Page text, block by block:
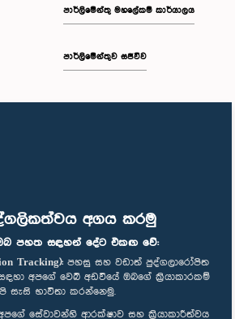
අගය කරමු
පහත සඳහන් දේට එකඟ වේ:
Tracking): පහසු සහ වඩාත් පුද්ගලාරෝපිත
අපගේ වෙබ් අඩවියේ ඔබගේ ක්‍රියාකාරකම්
සැසි භාවිතා කරන්නෙමු.
සේවාවන්හි ආරක්ෂාව සහ ක්‍රියාකාරීත්වය
පාර්ලිමේන්තු මහලේකම් කාර්යාලය
පාර්ලිමේන්තුව සජීවීව
: